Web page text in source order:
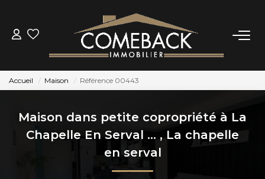
ACHETER
LOUER
ESTIMER
Accueil Maison Référence 00443
Maison dans petite copropriété à La
Chapelle En Serval ... , La chapelle
en serval